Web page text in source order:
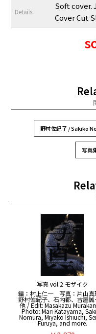
Details
Soft cover.
Cover Cut
野村佐紀子 / Sakiko
写真
写真 vol.2 モザイク
編：村上仁一 写真：片山真
野村佐紀子、石内都、古屋誠
他 / Edit: Masakazu
Photo: Mari Katayama,
Nomura, Miyako Ishiuchi,
Furuya, and more.